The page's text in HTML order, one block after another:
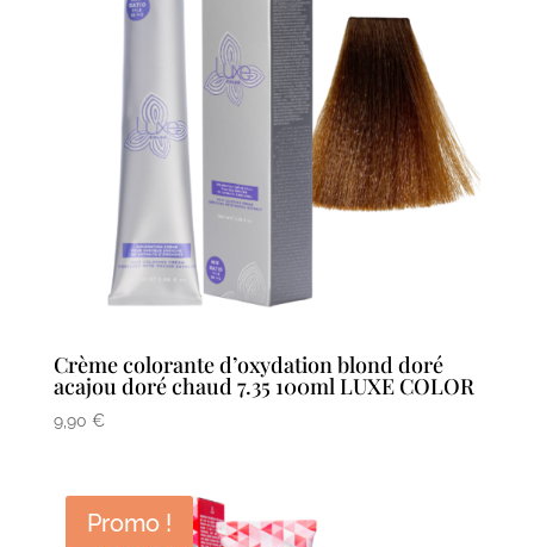
Crème colorante d’oxydation blond doré
acajou doré chaud 7.35 100ml LUXE COLOR
9,90 €
Promo !